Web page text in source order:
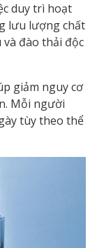
duy trì hoạt
lưu lượng chất
đào thải độc
giảm nguy cơ
Mỗi người
tùy theo thể